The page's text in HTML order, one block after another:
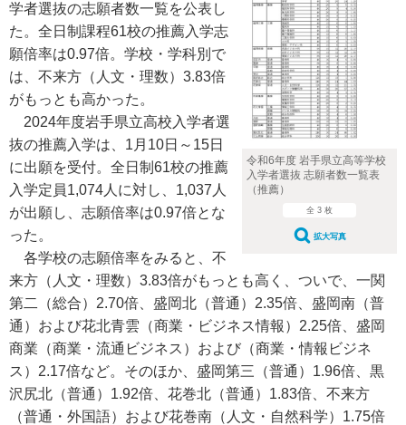
令和6年度 岩手県立高等学校
入学者選抜 志願者数一覧表
（推薦）
全 3 枚
拡大写真
学者選抜の志願者数一覧を公表し
た。全日制課程61校の推薦入学志
願倍率は0.97倍。学校・学科別で
は、不来方（人文・理数）3.83倍
がもっとも高かった。
2024年度岩手県立高校入学者選
抜の推薦入学は、1月10日～15日
に出願を受付。全日制61校の推薦
入学定員1,074人に対し、1,037人
が出願し、志願倍率は0.97倍とな
った。
各学校の志願倍率をみると、不
来方（人文・理数）3.83倍がもっとも高く、ついで、一関
第二（総合）2.70倍、盛岡北（普通）2.35倍、盛岡南（普
通）および花北青雲（商業・ビジネス情報）2.25倍、盛岡
商業（商業・流通ビジネス）および（商業・情報ビジネ
ス）2.17倍など。そのほか、盛岡第三（普通）1.96倍、黒
沢尻北（普通）1.92倍、花巻北（普通）1.83倍、不来方
（普通・外国語）および花巻南（人文・自然科学）1.75倍